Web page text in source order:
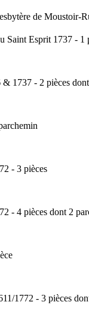
de Moustoir-
Saint Esprit 1737 - 1
1737 - 2 pièces
- 3 pièces
- 4 pièces dont 2
1772 - 3 pièces